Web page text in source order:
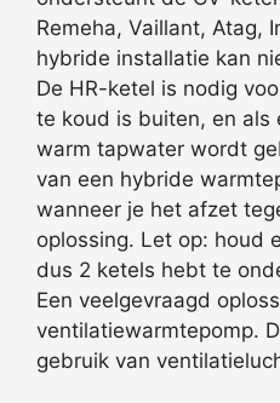
Remeha, Vaillant, Atag,
hybride installatie kan
De HR-ketel is nodig
te koud is buiten, en als
warm tapwater wordt
van een hybride
wanneer je het afzet
oplossing. Let op: houd
dus 2 ketels hebt te
Een veelgevraagd
ventilatiewarmtepomp.
gebruik van